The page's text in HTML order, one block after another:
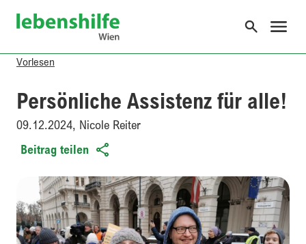
Lebenshilfe Wien
Vorlesen
Persönliche Assistenz für alle!
09.12.2024, Nicole Reiter
https://www.lebenshilfe.wien/persoenliche-assistenz-fuer-alle/
Beitrag teilen